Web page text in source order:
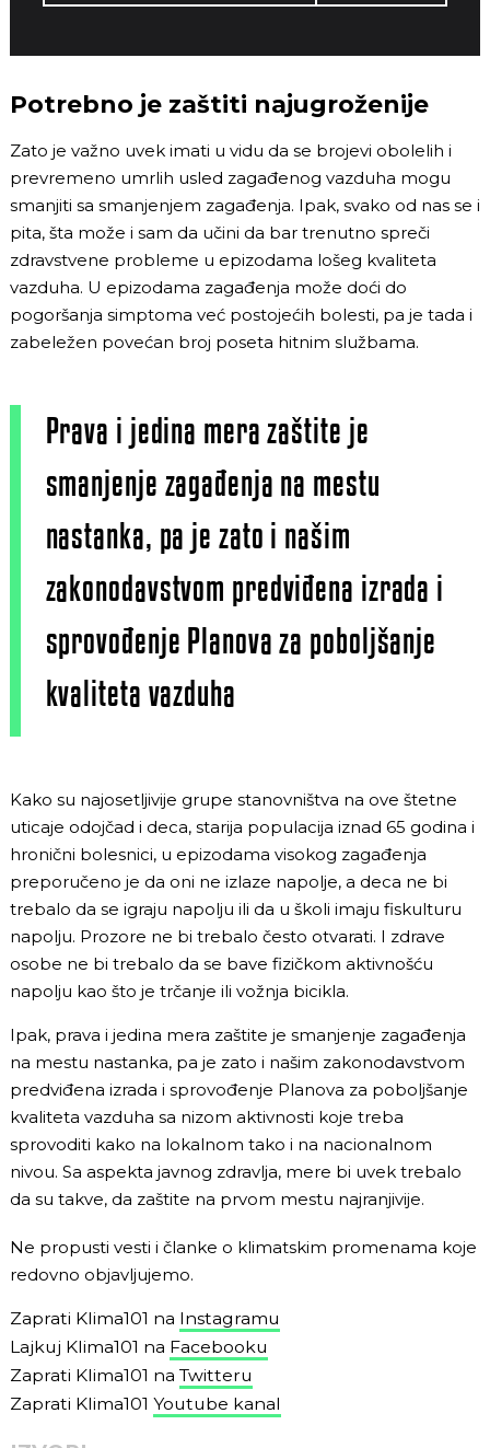
Potrebno je zaštiti najugroženije
Zato je važno uvek imati u vidu da se brojevi obolelih i
prevremeno umrlih usled zagađenog vazduha mogu
smanjiti sa smanjenjem zagađenja. Ipak, svako od nas se i
pita, šta može i sam da učini da bar trenutno spreči
zdravstvene probleme u epizodama lošeg kvaliteta
vazduha. U epizodama zagađenja može doći do
pogoršanja simptoma već postojećih bolesti, pa je tada i
zabeležen povećan broj poseta hitnim službama.
Prava i jedina mera zaštite je
smanjenje zagađenja na mestu
nastanka, pa je zato i našim
zakonodavstvom predviđena izrada i
sprovođenje Planova za poboljšanje
kvaliteta vazduha
Kako su najosetljivije grupe stanovništva na ove štetne
uticaje odojčad i deca, starija populacija iznad 65 godina i
hronični bolesnici, u epizodama visokog zagađenja
preporučeno je da oni ne izlaze napolje, a deca ne bi
trebalo da se igraju napolju ili da u školi imaju fiskulturu
napolju. Prozore ne bi trebalo često otvarati. I zdrave
osobe ne bi trebalo da se bave fizičkom aktivnošću
napolju kao što je trčanje ili vožnja bicikla.
Ipak, prava i jedina mera zaštite je smanjenje zagađenja
na mestu nastanka, pa je zato i našim zakonodavstvom
predviđena izrada i sprovođenje Planova za poboljšanje
kvaliteta vazduha sa nizom aktivnosti koje treba
sprovoditi kako na lokalnom tako i na nacionalnom
nivou. Sa aspekta javnog zdravlja, mere bi uvek trebalo
da su takve, da zaštite na prvom mestu najranjivije.
Ne propusti vesti i članke o klimatskim promenama koje
redovno objavljujemo.
Zaprati Klima101 na Instagramu
Lajkuj Klima101 na Facebooku
Zaprati Klima101 na Twitteru
Zaprati Klima101 Youtube kanal